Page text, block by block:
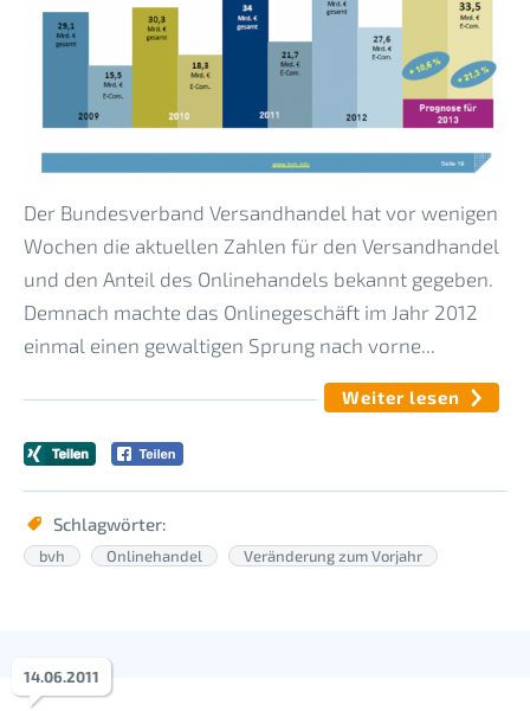
Der Bundesverband Versandhandel hat vor wenigen
Wochen die aktuellen Zahlen für den Versandhandel
und den Anteil des Onlinehandels bekannt gegeben.
Demnach machte das Onlinegeschäft im Jahr 2012
einmal einen gewaltigen Sprung nach vorne...
Weiter lesen
Schlagwörter:
bvh Onlinehandel Veränderung zum Vorjahr
14.06.2011